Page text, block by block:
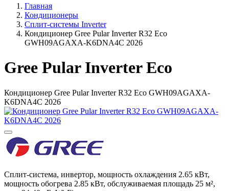
Главная
Кондиционеры
Сплит-системы Inverter
Кондиционер Gree Pular Inverter R32 Есо
GWH09AGAXA-K6DNA4C 2026
Gree Pular Inverter Eco
Кондиционер Gree Pular Inverter R32 Есо GWH09AGAXA-
K6DNA4C 2026
Cплит-система, инвертор, мощность охлаждения 2.65 кВт,
мощность обогрева 2.85 кВт, обслуживаемая площадь 25 м²,